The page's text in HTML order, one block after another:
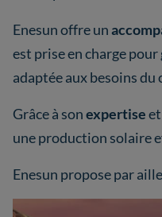
Enesun offre un
est prise en charge
adaptée aux besoins du
Grâce à sonexpertise
une production solaire
Enesun propose par